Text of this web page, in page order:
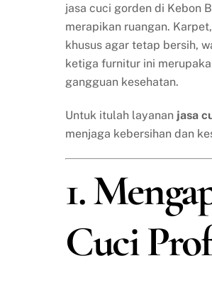
jasa cuci gorden di Kebon
merapikan ruangan.
khusus agar tetap bersih,
ketiga furnitur ini
gangguan kesehatan.
Untuk itulah layanan jasa
menjaga kebersihan dan
1.
Cuci